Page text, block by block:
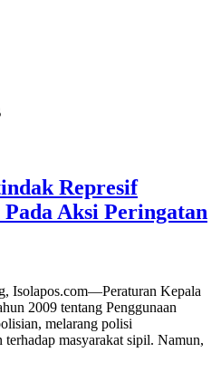
Represif
Aksi Peringatan
Isolapos.com—Peraturan Kepala
2009 tentang Penggunaan
melarang polisi
masyarakat sipil. Namun,